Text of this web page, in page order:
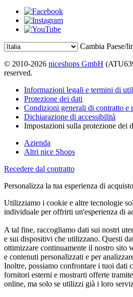
Cambia Paese/
© 2010-2026 niceshops GmbH
reserved.
Informazioni legali e termini di
Protezione dei dati
Condizioni generali di contratto e
Dichiarazione di accessibilità
Impostazioni sulla protezione dei
Azienda
Altri nice Shops
Recedere dal contratto
Personalizza la tua esperienza di acquisto
Utilizziamo i cookie e altre tecnologie
individuale per offrirti un'esperienza di
A tal fine, raccogliamo dati sui nostri
e sui dispositivi che utilizzano. Questi
ottimizzare continuamente il nostro sito
e contenuti personalizzati e per
Inoltre, possiamo confrontare i tuoi dati
fornitori esterni e mostrarti offerte
online, ma solo se utilizzi già i loro